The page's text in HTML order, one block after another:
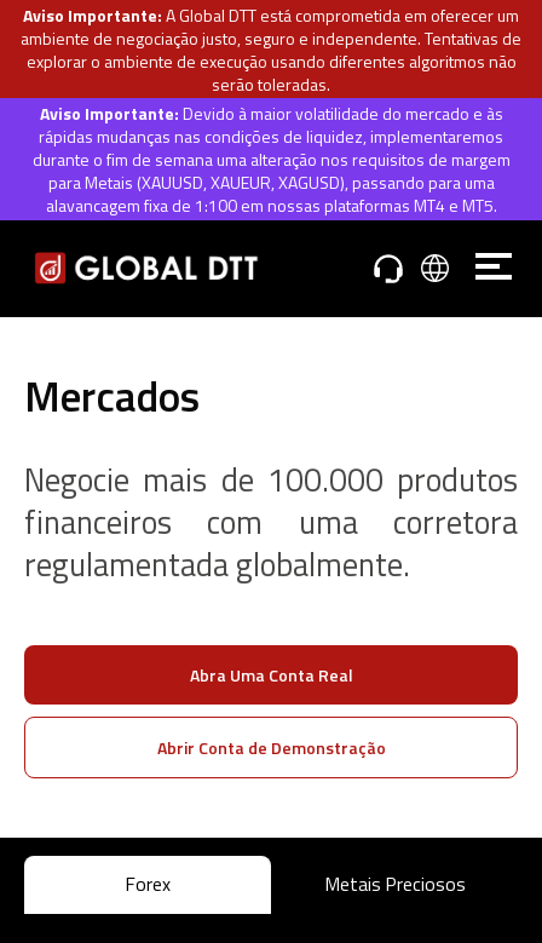
Aviso Importante:A Global DTT está comprometida em oferecer um
ambiente de negociação justo, seguro e independente. Tentativas de
explorar o ambiente de execução usando diferentes algoritmos não
serão toleradas.
Aviso Importante:Devido à maior volatilidade do mercado e às
rápidas mudanças nas condições de liquidez, implementaremos
durante o fim de semana uma alteração nos requisitos de margem
para Metais (XAUUSD, XAUEUR, XAGUSD), passando para uma
alavancagem fixa de 1:100 em nossas plataformas MT4 e MT5.
Mercados
Negocie mais de 100.000 produtos
financeiros com uma corretora
regulamentada globalmente.
Abra Uma Conta Real
Abrir Conta de Demonstração
Forex Metais Preciosos